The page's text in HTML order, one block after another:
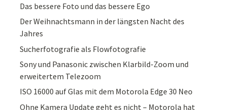
Das bessere Foto und das bessere Ego
Der Weihnachtsmann in der längsten Nacht des
Jahres
Sucherfotografie als Flowfotografie
Sony und Panasonic zwischen Klarbild-Zoom und
erweitertem Telezoom
ISO 16000 auf Glas mit dem Motorola Edge 30 Neo
Ohne Kamera Update geht es nicht – Motorola hat